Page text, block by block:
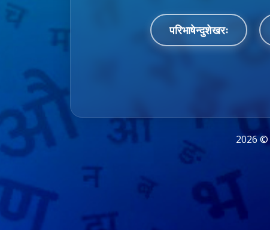
परिभाषेन्दुशेखरः
2026 ©